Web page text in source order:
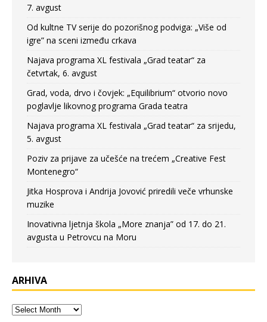
7. avgust
Od kultne TV serije do pozorišnog podviga: „Više od
igre” na sceni između crkava
Najava programa XL festivala „Grad teatar“ za
četvrtak, 6. avgust
Grad, voda, drvo i čovjek: „Equilibrium“ otvorio novo
poglavlje likovnog programa Grada teatra
Najava programa XL festivala „Grad teatar“ za srijedu,
5. avgust
Poziv za prijave za učešće na trećem „Creative Fest
Montenegro“
Jitka Hosprova i Andrija Jovović priredili veče vrhunske
muzike
Inovativna ljetnja škola „More znanja” od 17. do 21.
avgusta u Petrovcu na Moru
ARHIVA